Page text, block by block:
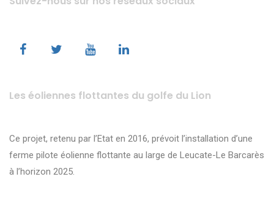
Les éoliennes flottantes du golfe du Lion
Ce projet, retenu par l’Etat en 2016, prévoit l’installation d’une
ferme pilote éolienne flottante au large de Leucate-Le Barcarès
à l’horizon 2025.